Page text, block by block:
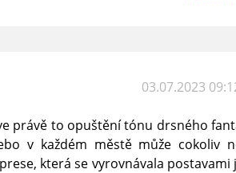
03.07.2023
právě to opuštění tónu drsného
v každém městě může cokoliv
která se vyrovnávala postavami